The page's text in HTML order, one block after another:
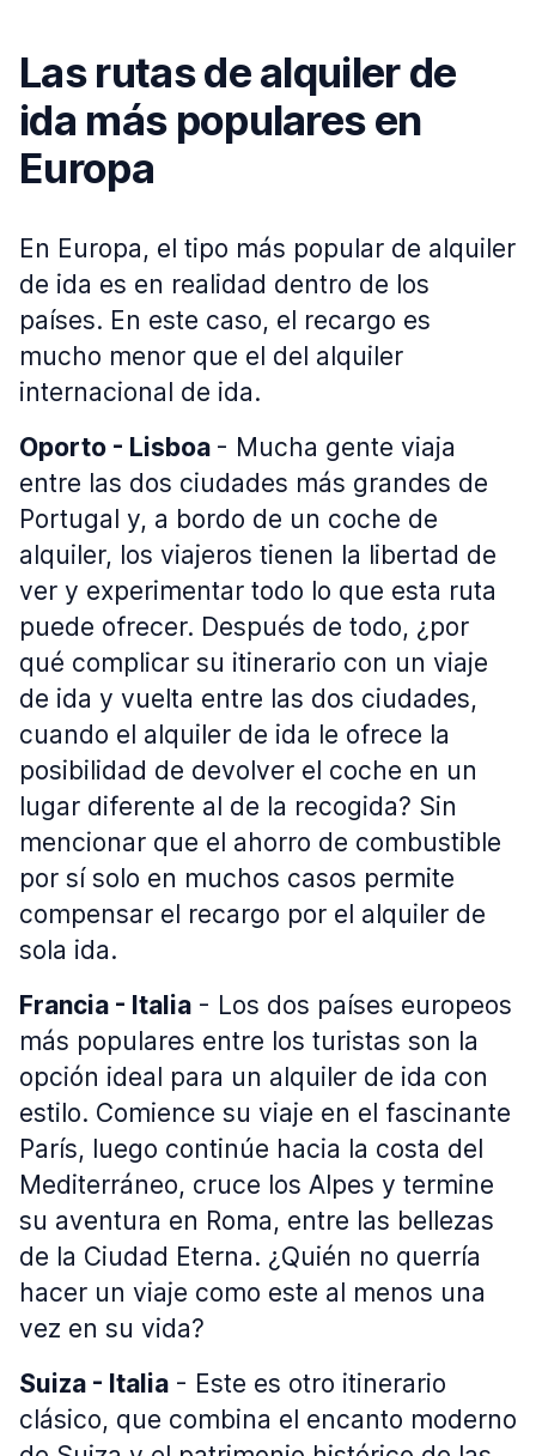
Las rutas de alquiler de
ida más populares en
Europa
En Europa, el tipo más popular de alquiler
de ida es en realidad dentro de los
países. En este caso, el recargo es
mucho menor que el del alquiler
internacional de ida.
Oporto - Lisboa - Mucha gente viaja
entre las dos ciudades más grandes de
Portugal y, a bordo de un coche de
alquiler, los viajeros tienen la libertad de
ver y experimentar todo lo que esta ruta
puede ofrecer. Después de todo, ¿por
qué complicar su itinerario con un viaje
de ida y vuelta entre las dos ciudades,
cuando el alquiler de ida le ofrece la
posibilidad de devolver el coche en un
lugar diferente al de la recogida? Sin
mencionar que el ahorro de combustible
por sí solo en muchos casos permite
compensar el recargo por el alquiler de
sola ida.
Francia - Italia - Los dos países europeos
más populares entre los turistas son la
opción ideal para un alquiler de ida con
estilo. Comience su viaje en el fascinante
París, luego continúe hacia la costa del
Mediterráneo, cruce los Alpes y termine
su aventura en Roma, entre las bellezas
de la Ciudad Eterna. ¿Quién no querría
hacer un viaje como este al menos una
vez en su vida?
Suiza - Italia - Este es otro itinerario
clásico, que combina el encanto moderno